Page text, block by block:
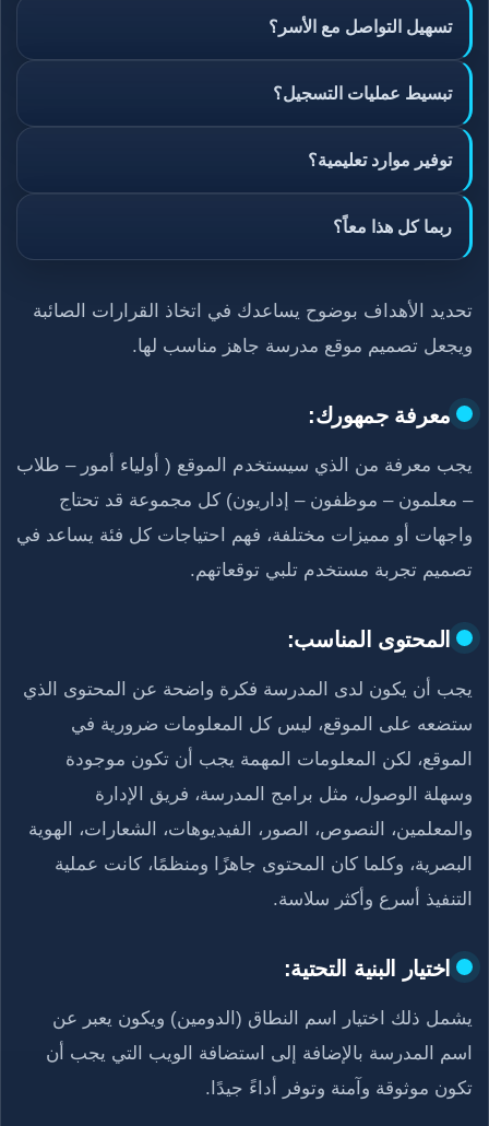
تسهيل التواصل مع الأسر؟
تبسيط عمليات التسجيل؟
توفير موارد تعليمية؟
ربما كل هذا معاً؟
تحديد الأهداف بوضوح يساعدك في اتخاذ القرارات الصائبة
ويجعل تصميم موقع مدرسة جاهز مناسب لها.
معرفة جمهورك:
يجب معرفة من الذي سيستخدم الموقع ( أولياء أمور – طلاب
– معلمون – موظفون – إداريون) كل مجموعة قد تحتاج
واجهات أو مميزات مختلفة، فهم احتياجات كل فئة يساعد في
تصميم تجربة مستخدم تلبي توقعاتهم.
المحتوى المناسب:
يجب أن يكون لدى المدرسة فكرة واضحة عن المحتوى الذي
ستضعه على الموقع، ليس كل المعلومات ضرورية في
الموقع، لكن المعلومات المهمة يجب أن تكون موجودة
وسهلة الوصول، مثل برامج المدرسة، فريق الإدارة
والمعلمين، النصوص، الصور، الفيديوهات، الشعارات، الهوية
البصرية، وكلما كان المحتوى جاهزًا ومنظمًا، كانت عملية
التنفيذ أسرع وأكثر سلاسة.
اختيار البنية التحتية:
يشمل ذلك اختيار اسم النطاق (الدومين) ويكون يعبر عن
اسم المدرسة بالإضافة إلى استضافة الويب التي يجب أن
تكون موثوقة وآمنة وتوفر أداءً جيدًا.